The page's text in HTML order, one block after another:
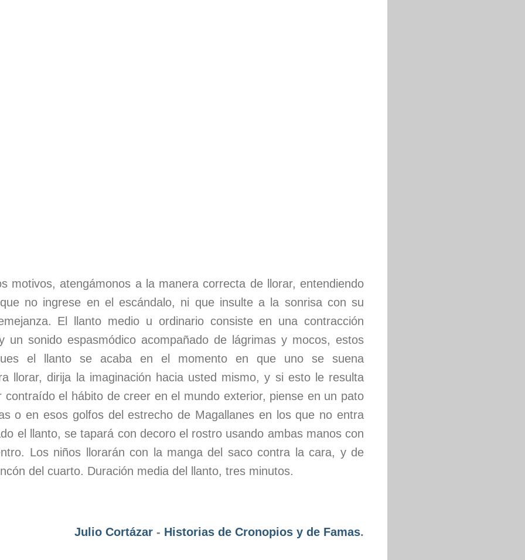
motivos, atengámonos a la manera correcta de llorar, entendiendo
no ingrese en el escándalo, ni que insulte a la sonrisa con su
El llanto medio u ordinario consiste en una contracción
un sonido espasmódico acompañado de lágrimas y mocos, estos
el llanto se acaba en el momento en que uno se suena
llorar, dirija la imaginación hacia usted mismo, y si esto le resulta
contraído el hábito de creer en el mundo exterior, piense en un pato
o en esos golfos del estrecho de Magallanes en los que no entra
el llanto, se tapará con decoro el rostro usando ambas manos con
Los niños llorarán con la manga del saco contra la cara, y de
del cuarto. Duración media del llanto, tres minutos.
Julio Cortázar - Historias de Cronopios y de Famas.